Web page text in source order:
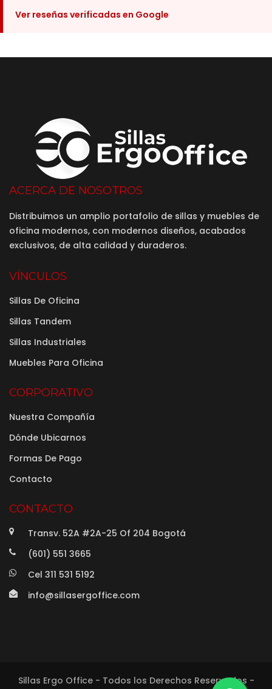
Ver reseñas verificadas en Google
ACERCA DE NOSOTROS
Distribuimos un amplio portafolio de sillas y muebles de
oficina modernos, con modernos diseños, acabados
exclusivos, de alta calidad y duraderos.
VÍNCULOS
Sillas De Oficina
Sillas Tandem
Sillas Industriales
Muebles Para Oficina
CORPORATIVO
Nuestra Compañía
Dónde Ubicarnos
Formas De Pago
Contacto
CONTACTO
Transv. 52A #2A-25 Of 204 Bogotá
(601) 551 3665
Cel 311 531 5192
info@sillasergoffice.com
Sillas Ergo Office - Todos los Derechos Reservados -